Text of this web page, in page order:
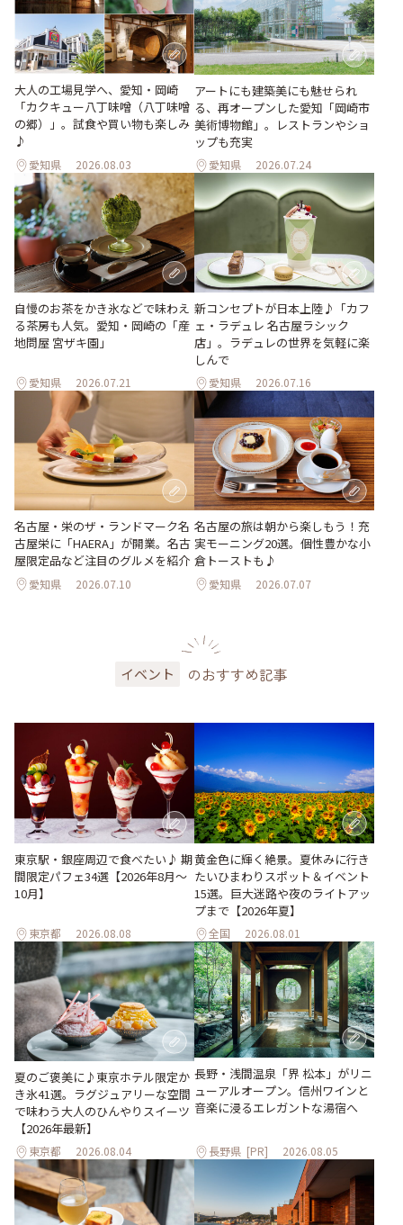
大人の工場見学へ、愛知・岡崎
「カクキュー八丁味噌（八丁味噌
の郷）」。試食や買い物も楽しみ
♪
愛知県 2026.08.03
アートにも建築美にも魅せられ
る、再オープンした愛知「岡崎市
美術博物館」。レストランやショ
ップも充実
愛知県 2026.07.24
自慢のお茶をかき氷などで味わえ
る茶房も人気。愛知・岡崎の「産
地問屋 宮ザキ園」
愛知県 2026.07.21
新コンセプトが日本上陸♪「カフ
ェ・ラデュレ 名古屋ラシック
店」。ラデュレの世界を気軽に楽
しんで
愛知県 2026.07.16
名古屋・栄のザ・ランドマーク名
古屋栄に「HAERA」が開業。名古
屋限定品など注目のグルメを紹介
愛知県 2026.07.10
名古屋の旅は朝から楽しもう！充
実モーニング20選。個性豊かな小
倉トーストも♪
愛知県 2026.07.07
イベント のおすすめ記事
東京駅・銀座周辺で食べたい♪ 期
間限定パフェ34選【2026年8月～
10月】
東京都 2026.08.08
黄金色に輝く絶景。夏休みに行き
たいひまわりスポット＆イベント
15選。巨大迷路や夜のライトアッ
プまで【2026年夏】
全国 2026.08.01
夏のご褒美に♪東京ホテル限定か
き氷41選。ラグジュアリーな空間
で味わう大人のひんやりスイーツ
【2026年最新】
東京都 2026.08.04
長野・浅間温泉「界 松本」がリニ
ューアルオープン。信州ワインと
音楽に浸るエレガントな湯宿へ
長野県 [PR] 2026.08.05